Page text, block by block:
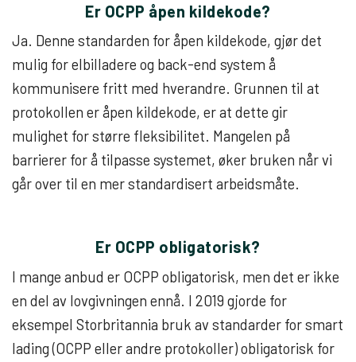
Er OCPP åpen kildekode?
Ja. Denne standarden for åpen kildekode, gjør det
mulig for elbilladere og back-end system å
kommunisere fritt med hverandre. Grunnen til at
protokollen er åpen kildekode, er at dette gir
mulighet for større fleksibilitet. Mangelen på
barrierer for å tilpasse systemet, øker bruken når vi
går over til en mer standardisert arbeidsmåte.
Er OCPP obligatorisk?
I mange anbud er OCPP obligatorisk, men det er ikke
en del av lovgivningen ennå. I 2019 gjorde for
eksempel Storbritannia bruk av standarder for smart
lading (OCPP eller andre protokoller) obligatorisk for